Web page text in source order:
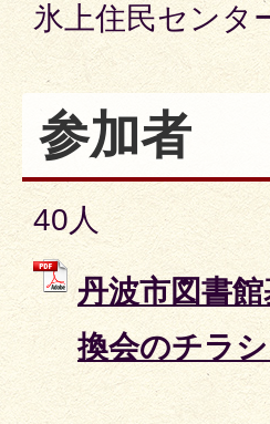
氷上住民センタ
参加者
40人
丹波市図書
換会のチラ